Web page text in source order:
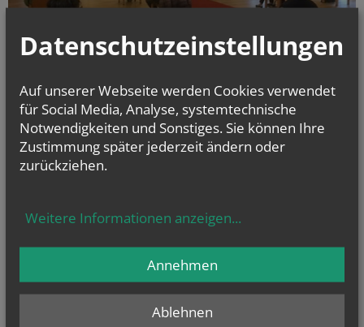
Den 1. Präsenzgottesdienst im – zur Kirche umgestalteten – Saal feierten
15 EKler mit Kurat Patrick in der Abendmesse am Freitag, 15.5., also
genau zwei Monate nach der Corona bedingten Schließung. Natürlich
werden alle Vorsichtsmaßnahmen eingehalten. Wie schön, dass wir
unserer Verbundenheit wieder näherkommen können.
Datenschutzeinstellungen
Auf unserer Webseite werden Cookies verwendet
für Social Media, Analyse, systemtechnische
Notwendigkeiten und Sonstiges. Sie können Ihre
Zustimmung später jederzeit ändern oder
zurückziehen.
Weitere Informationen anzeigen...
Ablehnen
Annehmen